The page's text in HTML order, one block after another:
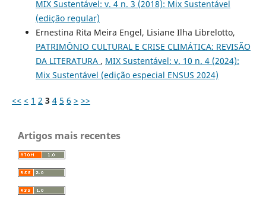
MIX Sustentável: v. 4 n. 3 (2018): Mix Sustentável
(edição regular)
Ernestina Rita Meira Engel, Lisiane Ilha Librelotto,
PATRIMÔNIO CULTURAL E CRISE CLIMÁTICA: REVISÃO
DA LITERATURA , MIX Sustentável: v. 10 n. 4 (2024):
Mix Sustentável (edição especial ENSUS 2024)
<< < 1 2 3 4 5 6 > >>
Artigos mais recentes